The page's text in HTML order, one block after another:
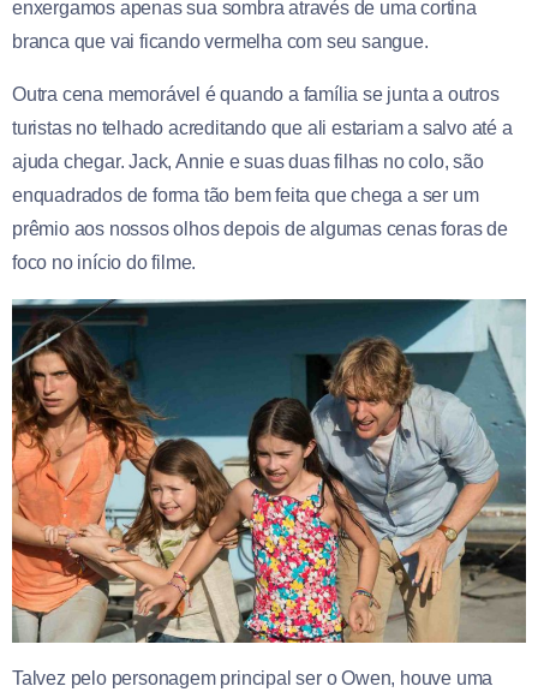
enxergamos apenas sua sombra através de uma cortina
branca que vai ficando vermelha com seu sangue.
Outra cena memorável é quando a família se junta a outros
turistas no telhado acreditando que ali estariam a salvo até a
ajuda chegar. Jack, Annie e suas duas filhas no colo, são
enquadrados de forma tão bem feita que chega a ser um
prêmio aos nossos olhos depois de algumas cenas foras de
foco no início do filme.
Talvez pelo personagem principal ser o Owen, houve uma